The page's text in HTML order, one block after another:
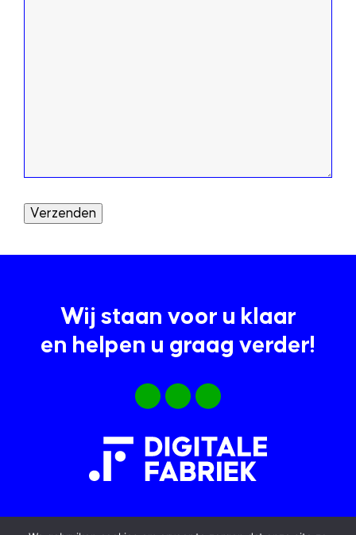
Verzenden
Wij staan voor u klaar
en helpen u graag verder!